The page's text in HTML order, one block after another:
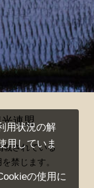
連盟
載されている
禁じます。
用状況の解
用していま
の使用に